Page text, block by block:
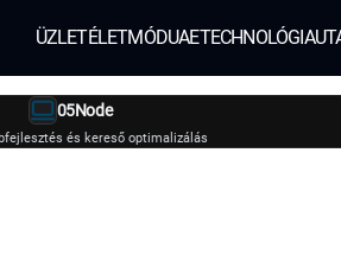
ÜZLETÉLETMÓDUAETECHNOLÓGIA
05Node
és kereső optimalizálás